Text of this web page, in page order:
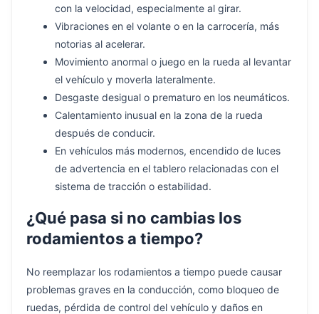
con la velocidad, especialmente al girar.
Vibraciones en el volante o en la carrocería, más
notorias al acelerar.
Movimiento anormal o juego en la rueda al levantar
el vehículo y moverla lateralmente.
Desgaste desigual o prematuro en los neumáticos.
Calentamiento inusual en la zona de la rueda
después de conducir.
En vehículos más modernos, encendido de luces
de advertencia en el tablero relacionadas con el
sistema de tracción o estabilidad.
¿Qué pasa si no cambias los
rodamientos a tiempo?
No reemplazar los rodamientos a tiempo puede causar
problemas graves en la conducción, como bloqueo de
ruedas, pérdida de control del vehículo y daños en